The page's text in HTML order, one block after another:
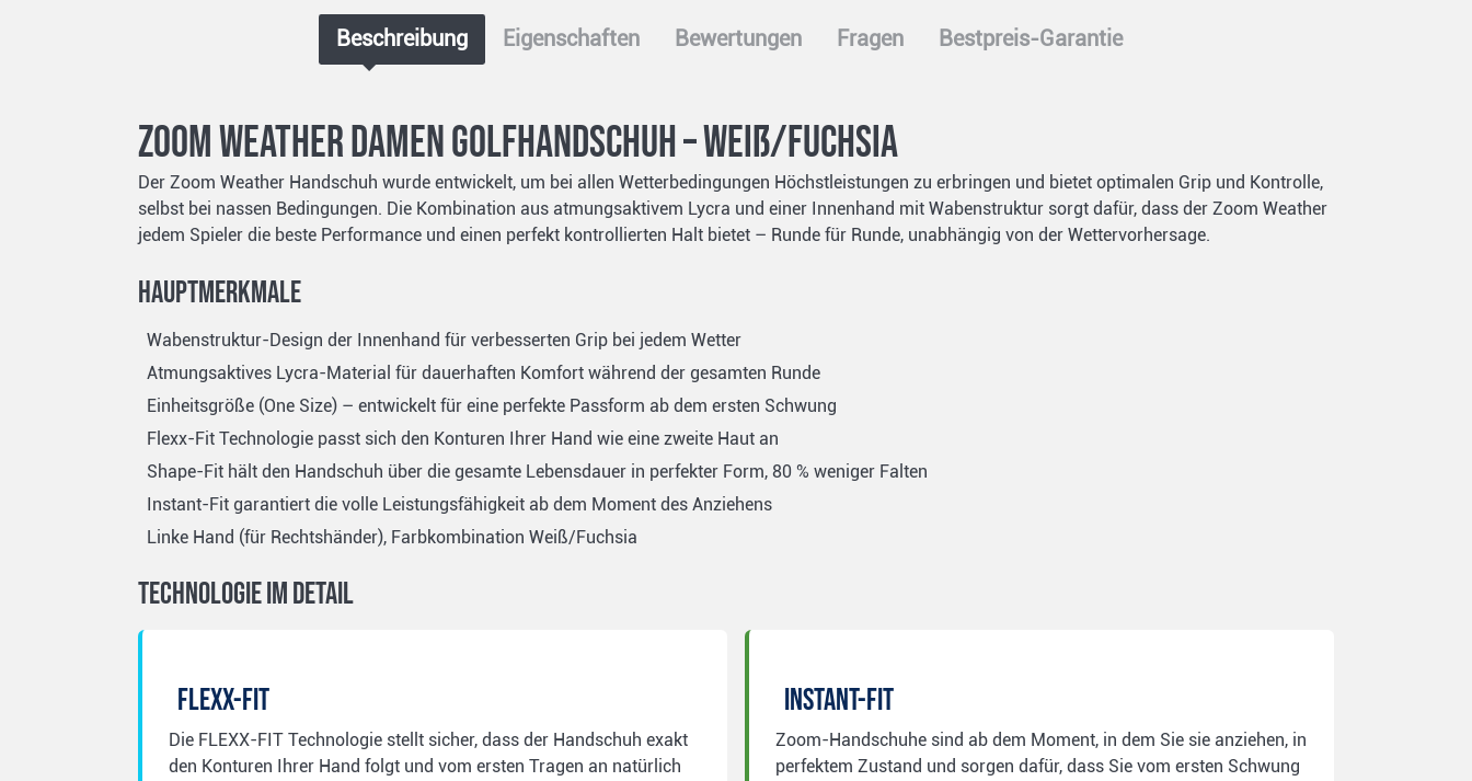
Beschreibung Eigenschaften Bewertungen Fragen Bestpreis-Garantie
Zoom Weather Damen Golfhandschuh – Weiß/Fuchsia
Der Zoom Weather Handschuh wurde entwickelt, um bei allen Wetterbedingungen Höchstleistungen zu erbringen und bietet optimalen Grip und Kontrolle,
selbst bei nassen Bedingungen. Die Kombination aus atmungsaktivem Lycra und einer Innenhand mit Wabenstruktur sorgt dafür, dass der Zoom Weather
jedem Spieler die beste Performance und einen perfekt kontrollierten Halt bietet – Runde für Runde, unabhängig von der Wettervorhersage.
Hauptmerkmale
Wabenstruktur-Design der Innenhand für verbesserten Grip bei jedem Wetter
Atmungsaktives Lycra-Material für dauerhaften Komfort während der gesamten Runde
Einheitsgröße (One Size) – entwickelt für eine perfekte Passform ab dem ersten Schwung
Flexx-Fit Technologie passt sich den Konturen Ihrer Hand wie eine zweite Haut an
Shape-Fit hält den Handschuh über die gesamte Lebensdauer in perfekter Form, 80 % weniger Falten
Instant-Fit garantiert die volle Leistungsfähigkeit ab dem Moment des Anziehens
Linke Hand (für Rechtshänder), Farbkombination Weiß/Fuchsia
Technologie im Detail
FLEXX-FIT
Die FLEXX-FIT Technologie stellt sicher, dass der Handschuh exakt
den Konturen Ihrer Hand folgt und vom ersten Tragen an natürlich
INSTANT-FIT
Zoom-Handschuhe sind ab dem Moment, in dem Sie sie anziehen, in
perfektem Zustand und sorgen dafür, dass Sie vom ersten Schwung